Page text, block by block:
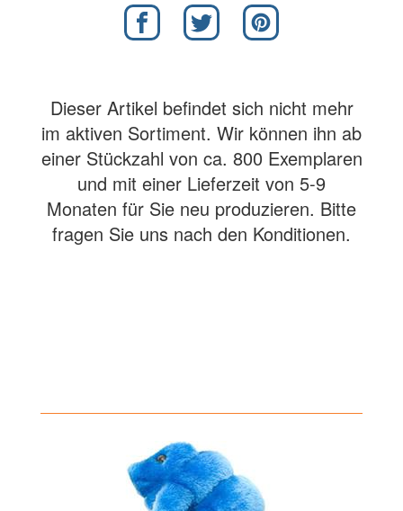
Dieser Artikel befindet sich nicht mehr
im aktiven Sortiment. Wir können ihn ab
einer Stückzahl von ca. 800 Exemplaren
und mit einer Lieferzeit von 5-9
Monaten für Sie neu produzieren. Bitte
fragen Sie uns nach den Konditionen.